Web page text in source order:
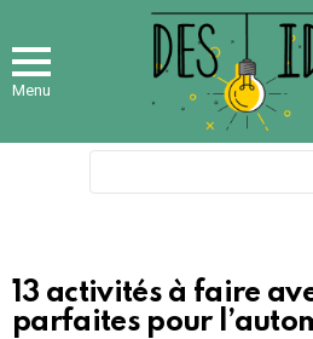
Menu
13 activités à faire
parfaites pour